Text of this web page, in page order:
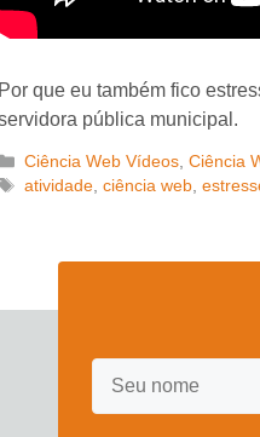
Por que eu também fico
pública municipal.
Categorias
Ciência Web Vídeos, Ciência
Tags
atividade, ciência web,